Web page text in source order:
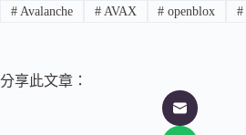
#Avalanche #AVAX # openblox #
分享此文章：